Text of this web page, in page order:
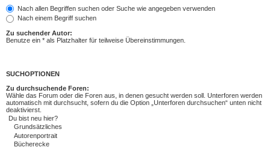
Nach allen Begriffen suchen oder Suche wie angegeben verwenden
Nach einem Begriff suchen
Zu suchender Autor:
Benutze ein * als Platzhalter für teilweise Übereinstimmungen.
SUCHOPTIONEN
Zu durchsuchende Foren:
Wähle das Forum oder die Foren aus, in denen gesucht werden soll. Unterforen werden
automatisch mit durchsucht, sofern du die Option „Unterforen durchsuchen“ unten nicht
deaktivierst.